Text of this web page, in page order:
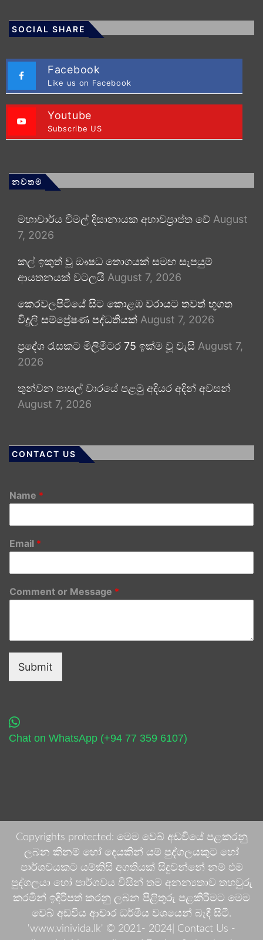
SOCIAL SHARE
Facebook
Like us on Facebook
Youtube
Subscribe US
නවතම
මහාචාර්ය විමල් දිසානායක අභාවප්‍රාප්ත වේ August
7, 2026
කල් ඉකුත් වූ ඖෂධ තොගයක් සමඟ සැපයුම්
ආයතනයක් වටලයි August 7, 2026
කෙරවලපිටියේ සිට කොළඹ වරායට තවත් භූගත
විදුලි සම්ප්‍රේෂණ පද්ධතියක් August 7, 2026
ප්‍රදේශ රැසකට මිලිමීටර 75 ඉක්ම වූ වැසි August 7,
2026
තුන්වන පාසල් වාරයේ පළමු අදියර අදින් අවසන්
August 7, 2026
CONTACT US
Name *
Email *
Comment or Message *
Submit
Chat on WhatsApp (+94 77 359 6107)
Copyrights protected: මෙම වෙබ් අඩවියේ පළකරනු
ලබන කිනම් හෝ දෙයකින් යම් පුද්ගලයකුට හෝ
පාර්ශවයකට යම්කිසි අගතියක් සිදුවන්නේ නම් එම
පුද්ගලයා හෝ පාර්ශවය විසින් තම අනන්‍යතාව තහවුරු
කරමින් ඉදිරිපත් කරනු ලබන පිළිතුරු පළකිරීමට මෙම
වෙබ් අඩවිය ආචාර ධර්මීය වශයෙන් බැඳී සිටී.
'www.vinivida.lk' © 2021- 2024| Contact Us -